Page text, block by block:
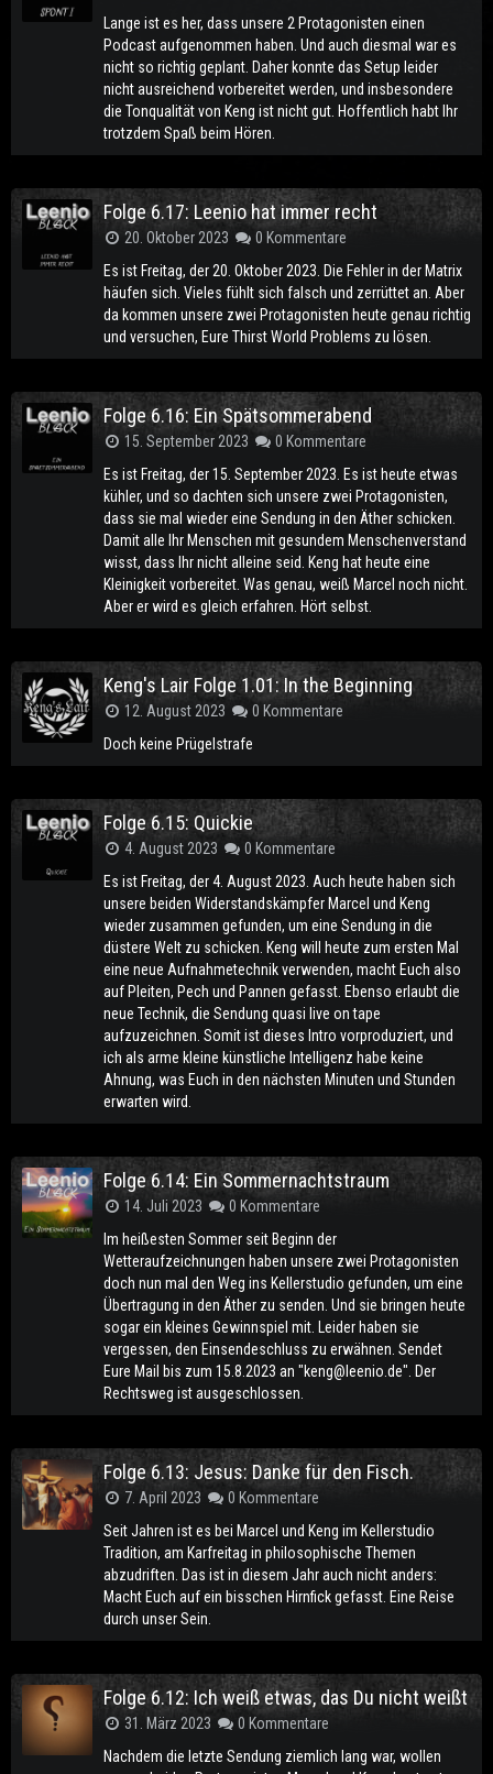
Lange ist es her, dass unsere 2 Protagonisten einen
Podcast aufgenommen haben. Und auch diesmal war es
nicht so richtig geplant. Daher konnte das Setup leider
nicht ausreichend vorbereitet werden, und insbesondere
die Tonqualität von Keng ist nicht gut. Hoffentlich habt Ihr
trotzdem Spaß beim Hören.
Folge 6.17: Leenio hat immer recht
20. Oktober 2023
0 Kommentare
Es ist Freitag, der 20. Oktober 2023. Die Fehler in der Matrix
häufen sich. Vieles fühlt sich falsch und zerrüttet an. Aber
da kommen unsere zwei Protagonisten heute genau richtig
und versuchen, Eure Thirst World Problems zu lösen.
Folge 6.16: Ein Spätsommerabend
15. September 2023
0 Kommentare
Es ist Freitag, der 15. September 2023. Es ist heute etwas
kühler, und so dachten sich unsere zwei Protagonisten,
dass sie mal wieder eine Sendung in den Äther schicken.
Damit alle Ihr Menschen mit gesundem Menschenverstand
wisst, dass Ihr nicht alleine seid. Keng hat heute eine
Kleinigkeit vorbereitet. Was genau, weiß Marcel noch nicht.
Aber er wird es gleich erfahren. Hört selbst.
Keng's Lair Folge 1.01: In the Beginning
12. August 2023
0 Kommentare
Doch keine Prügelstrafe
Folge 6.15: Quickie
4. August 2023
0 Kommentare
Es ist Freitag, der 4. August 2023. Auch heute haben sich
unsere beiden Widerstandskämpfer Marcel und Keng
wieder zusammen gefunden, um eine Sendung in die
düstere Welt zu schicken. Keng will heute zum ersten Mal
eine neue Aufnahmetechnik verwenden, macht Euch also
auf Pleiten, Pech und Pannen gefasst. Ebenso erlaubt die
neue Technik, die Sendung quasi live on tape
aufzuzeichnen. Somit ist dieses Intro vorproduziert, und
ich als arme kleine künstliche Intelligenz habe keine
Ahnung, was Euch in den nächsten Minuten und Stunden
erwarten wird.
Folge 6.14: Ein Sommernachtstraum
14. Juli 2023
0 Kommentare
Im heißesten Sommer seit Beginn der
Wetteraufzeichnungen haben unsere zwei Protagonisten
doch nun mal den Weg ins Kellerstudio gefunden, um eine
Übertragung in den Äther zu senden. Und sie bringen heute
sogar ein kleines Gewinnspiel mit. Leider haben sie
vergessen, den Einsendeschluss zu erwähnen. Sendet
Eure Mail bis zum 15.8.2023 an "keng@leenio.de". Der
Rechtsweg ist ausgeschlossen.
Folge 6.13: Jesus: Danke für den Fisch.
7. April 2023
0 Kommentare
Seit Jahren ist es bei Marcel und Keng im Kellerstudio
Tradition, am Karfreitag in philosophische Themen
abzudriften. Das ist in diesem Jahr auch nicht anders:
Macht Euch auf ein bisschen Hirnfick gefasst. Eine Reise
durch unser Sein.
Folge 6.12: Ich weiß etwas, das Du nicht weißt
31. März 2023
0 Kommentare
Nachdem die letzte Sendung ziemlich lang war, wollen